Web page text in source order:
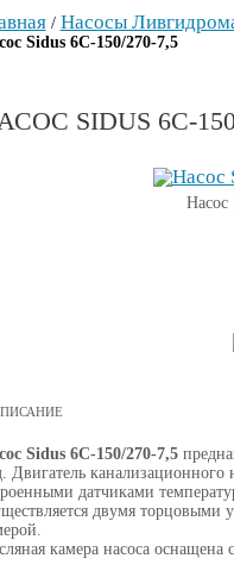
/ Насосы
Sidus 6C-150/270-7,5
SIDUS 6C-
Насос
Sidus 6C-150/270-7,5
Двигатель канализационного
датчиками
двумя торцовыми
камера насоса оснащена